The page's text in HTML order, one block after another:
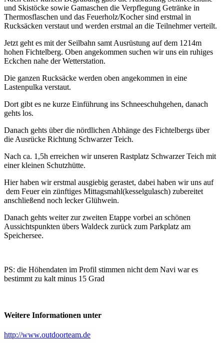
und Skistöcke sowie Gamaschen die Verpflegung Getränke in
Thermosflaschen und das Feuerholz/Kocher sind erstmal in
Rucksäcken verstaut und werden erstmal an die Teilnehmer verteilt.
Jetzt geht es mit der Seilbahn samt Ausrüstung auf dem 1214m
hohen Fichtelberg. Oben angekommen suchen wir uns ein ruhiges
Eckchen nahe der Wetterstation.
Die ganzen Rucksäcke werden oben angekommen in eine
Lastenpulka verstaut.
Dort gibt es ne kurze Einführung ins Schneeschuhgehen, danach
gehts los.
Danach gehts über die nördlichen Abhänge des Fichtelbergs über
die Ausrücke Richtung Schwarzer Teich.
Nach ca. 1,5h erreichen wir unseren Rastplatz Schwarzer Teich mit
einer kleinen Schutzhütte.
Hier haben wir erstmal ausgiebig gerastet, dabei haben wir uns auf
dem Feuer ein zünftiges Mittagsmahl(kesselgulasch) zubereitet
anschließend noch lecker Glühwein.
Danach gehts weiter zur zweiten Etappe vorbei an schönen
Aussichtspunkten übers Waldeck zurück zum Parkplatz am
Speichersee.
PS: die Höhendaten im Profil stimmen nicht dem Navi war es
bestimmt zu kalt minus 15 Grad
Weitere Informationen unter
http://www.outdoorteam.de